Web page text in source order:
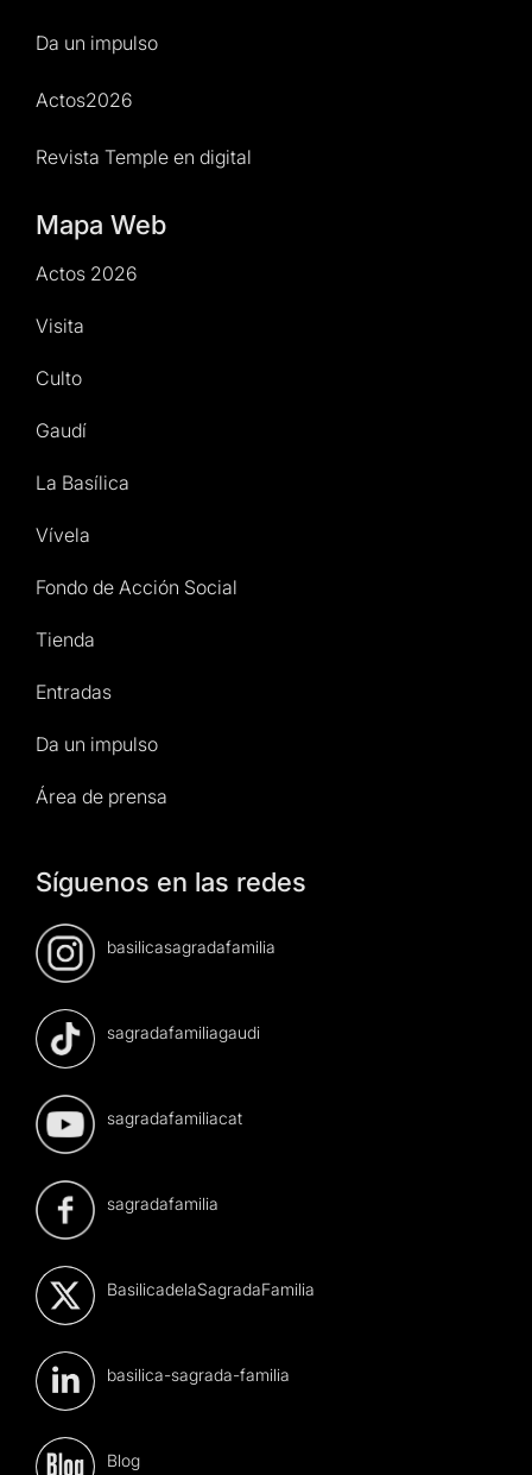
Da un impulso
Actos2026
Revista Temple en digital
Mapa Web
Actos 2026
Visita
Culto
Gaudí
La Basílica
Vívela
Fondo de Acción Social
Tienda
Entradas
Da un impulso
Área de prensa
Síguenos en las redes
basilicasagradafamilia
sagradafamiliagaudi
sagradafamiliacat
sagradafamilia
BasilicadelaSagradaFamilia
basilica-sagrada-familia
Blog